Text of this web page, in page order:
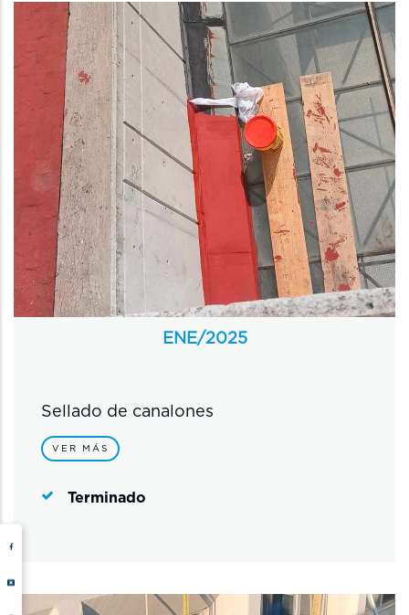
ENE/2025
Sellado de canalones
VER MÁS
Terminado